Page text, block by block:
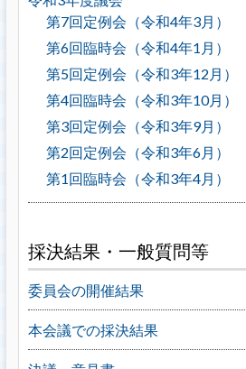
第7回定例会（令和4年3月）
第6回臨時会（令和4年1月）
第5回定例会（令和3年12月）
第4回臨時会（令和3年10月）
第3回定例会（令和3年9月）
第2回定例会（令和3年6月）
第1回臨時会（令和3年4月）
採決結果・一般質問等
委員会の開催結果
本会議での採決結果